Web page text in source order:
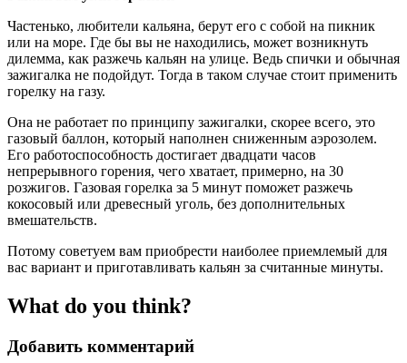
Частенько, любители кальяна, берут его с собой на пикник
или на море. Где бы вы не находились, может возникнуть
дилемма, как разжечь кальян на улице. Ведь спички и обычная
зажигалка не подойдут. Тогда в таком случае стоит применить
горелку на газу.
Она не работает по принципу зажигалки, скорее всего, это
газовый баллон, который наполнен сниженным аэрозолем.
Его работоспособность достигает двадцати часов
непрерывного горения, чего хватает, примерно, на 30
розжигов. Газовая горелка за 5 минут поможет разжечь
кокосовый или древесный уголь, без дополнительных
вмешательств.
Потому советуем вам приобрести наиболее приемлемый для
вас вариант и приготавливать кальян за считанные минуты.
What do you think?
Добавить комментарий